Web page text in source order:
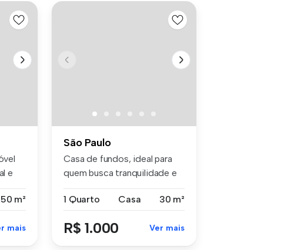
e
50 m²
mais
São Paulo
Casa de fundos, ideal para
quem busca tranquilidade e
1 Quarto
Casa 30 m²
R$ 1.000 Ver mais